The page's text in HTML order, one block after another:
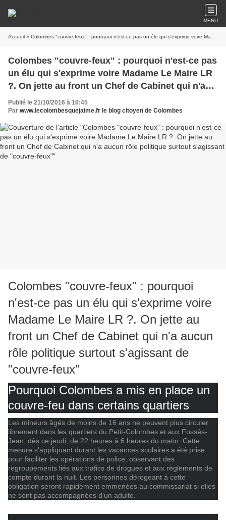
MENU
Accueil » Colombes "couvre-feux" : pourquoi n'est-ce pas un élu qui s'exprime voire Madame Le Maire LR ?. On jette au front un Chef de Cabinet qui n'a aucun rôle politique surtout s'agissant de "couvre-feux"
Colombes "couvre-feux" : pourquoi n'est-ce pas
un élu qui s'exprime voire Madame Le Maire LR
?. On jette au front un Chef de Cabinet qui n'a
aucun rôle politique surtout s'agissant de
"couvre-feux"
Publié le 21/10/2016 à 16:45
Par www.lecolombesquejaime.fr le blog citoyen de Colombes
Colombes "couvre-feux" : pourquoi
n'est-ce pas un élu qui s'exprime voire
Madame Le Maire LR ?. On jette au
front un Chef de Cabinet qui n'a aucun
rôle politique surtout s'agissant de
"couvre-feux"
Pourquoi Colombes a mis en place un
couvre-feu dans certains quartiers
Les mineurs âgés de moins de 16 ans ne peuvent plus circuler
librement dans les quartiers du Petit-Colombes et aux Fossés-
Jean, dès ce jeudi, de 22 heures à 6 heures du matin. Cette
mesure s'appliquant durant les vacances scolaires a été prise
pour faciliter les opérations de police, observant des
regroupements liés aux trafics de drogues et aux règlements de
compte durant la nuit. Les personnes dérogeant à cette
obligation seront rapidement emmenées au commissariat si elles
ne sont pas accompagnées d'un adulte.